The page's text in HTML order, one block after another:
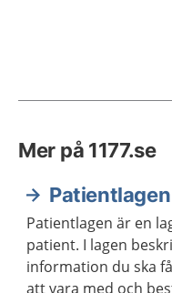
Mer på 1177.se
Patientlagen
Patientlagen är en
patient. I lagen
information du ska
att vara med och